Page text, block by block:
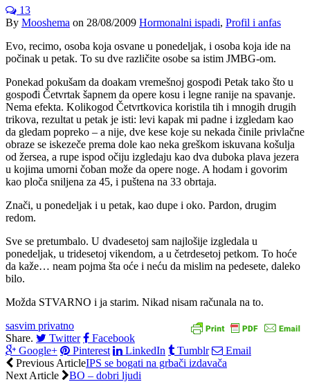
13
By Mooshema on 28/08/2009 Hormonalni ispadi, Profil i anfas
Evo, recimo, osoba koja osvane u ponedeljak, i osoba koja ide na
počinak u petak. To su dve različite osobe sa istim JMBG-om.
Ponekad pokušam da doakam vremešnoj gospođi Petak tako što u
gospođi Četvrtak šapnem da opere kosu i legne ranije na spavanje.
Nema efekta. Kolikogod Četvrtkovica koristila tih i mnogih drugih
trikova, rezultat u petak je isti: levi kapak mi padne i izgledam kao
da gledam popreko – a nije, dve kese koje su nekada činile privlačne
obraze se iskezeče prema dole kao neka greškom iskuvana košulja
od žersea, a rupe ispod očiju izgledaju kao dva duboka plava jezera
u kojima umorni čoban može da opere noge. A hodam i govorim
kao ploča sniljena za 45, i puštena na 33 obrtaja.
Znači, u ponedeljak i u petak, kao dupe i oko. Pardon, drugim
redom.
Sve se pretumbalo. U dvadesetoj sam najlošije izgledala u
ponedeljak, u tridesetoj vikendom, a u četrdesetoj petkom. To hoće
da kaže… neam pojma šta oće i neću da mislim na pedesete, daleko
bilo.
Možda STVARNO i ja starim. Nikad nisam računala na to.
sasvim privatno
Share.
Twitter
Facebook
Google+
Pinterest LinkedIn Tumblr Email
Previous ArticleIPS se bogati na grbači izdavača
Next Article
BO – dobri ljudi